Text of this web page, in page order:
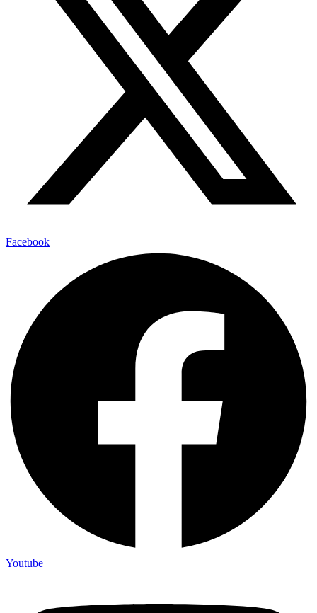
Facebook
Youtube